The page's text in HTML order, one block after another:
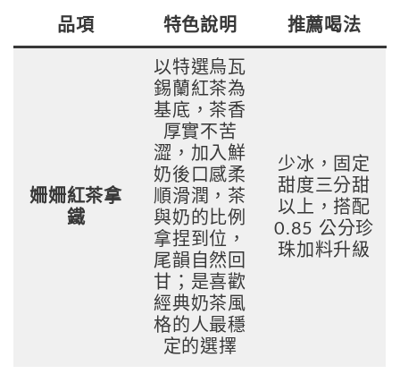
品項 特色說明 推薦喝法
姍姍紅茶拿
鐵
以特選烏瓦
錫蘭紅茶為
基底，茶香
厚實不苦
澀，加入鮮
奶後口感柔
順滑潤，茶
與奶的比例
拿捏到位，
尾韻自然回
甘；是喜歡
經典奶茶風
格的人最穩
定的選擇
少冰，固定
甜度三分甜
以上，搭配
0.85 公分珍
珠加料升級